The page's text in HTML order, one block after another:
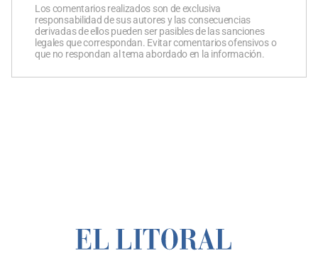
Los comentarios realizados son de exclusiva
responsabilidad de sus autores y las consecuencias
derivadas de ellos pueden ser pasibles de las sanciones
legales que correspondan. Evitar comentarios ofensivos o
que no respondan al tema abordado en la información.